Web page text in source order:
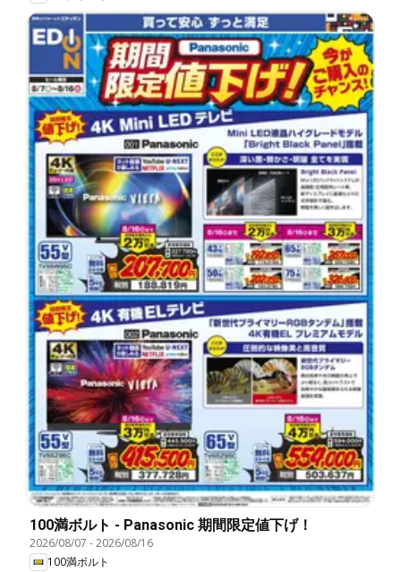
100満ボルト - Panasonic 期間限定値下げ！
2026/08/07 -2026/08/16
100満ボルト